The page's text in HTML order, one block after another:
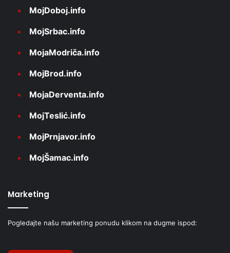
MojDoboj.info
MojSrbac.info
MojaModriča.info
MojBrod.info
MojaDerventa.info
MojTeslić.info
MojPrnjavor.info
MojŠamac.info
Marketing
Pogledajte našu marketing ponudu klikom na dugme ispod: